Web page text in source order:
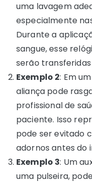
uma lavagem
especialmente
Durante a
sangue, esse
serão
Exemplo 2: Em
aliança pode
profissional de
paciente. Isso
pode ser evitado
adornos antes do
Exemplo 3: Um
uma pulseira,